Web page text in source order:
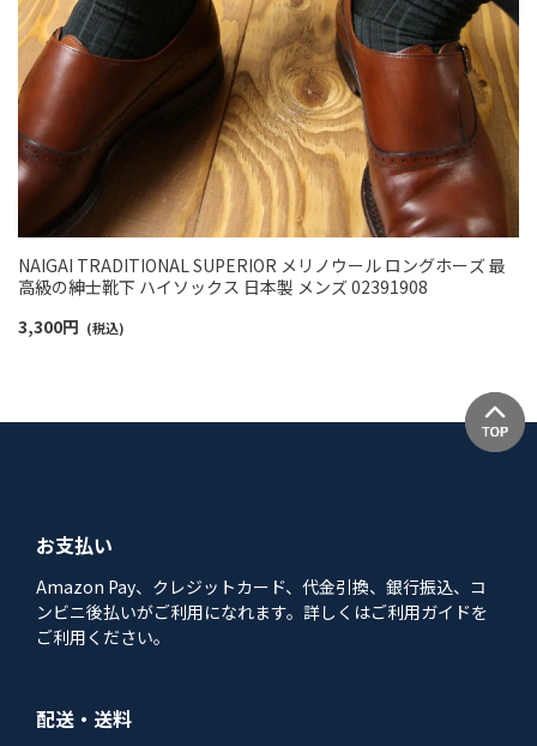
NAIGAI TRADITIONAL SUPERIOR メリノウール ロングホーズ 最
高級の紳士靴下 ハイソックス 日本製 メンズ 02391908
3,300円 (税込)
お支払い
Amazon Pay、クレジットカード、代金引換、銀行振込、コ
ンビニ後払いがご利用になれます。詳しくはご利用ガイドを
ご利用ください。
配送・送料